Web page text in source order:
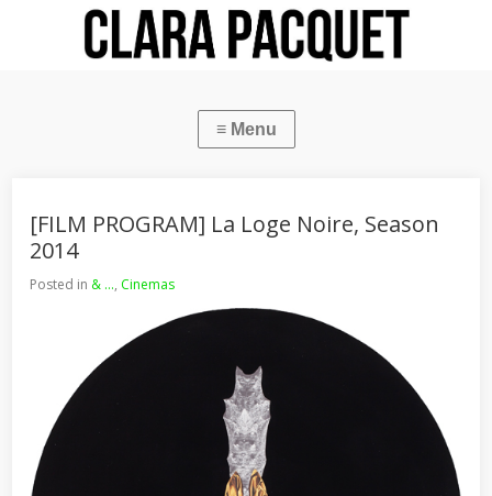
[FILM PROGRAM] La Loge Noire, Season
2014
Posted in & ..., Cinemas